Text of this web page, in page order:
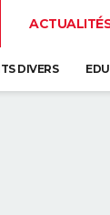
DIVERS